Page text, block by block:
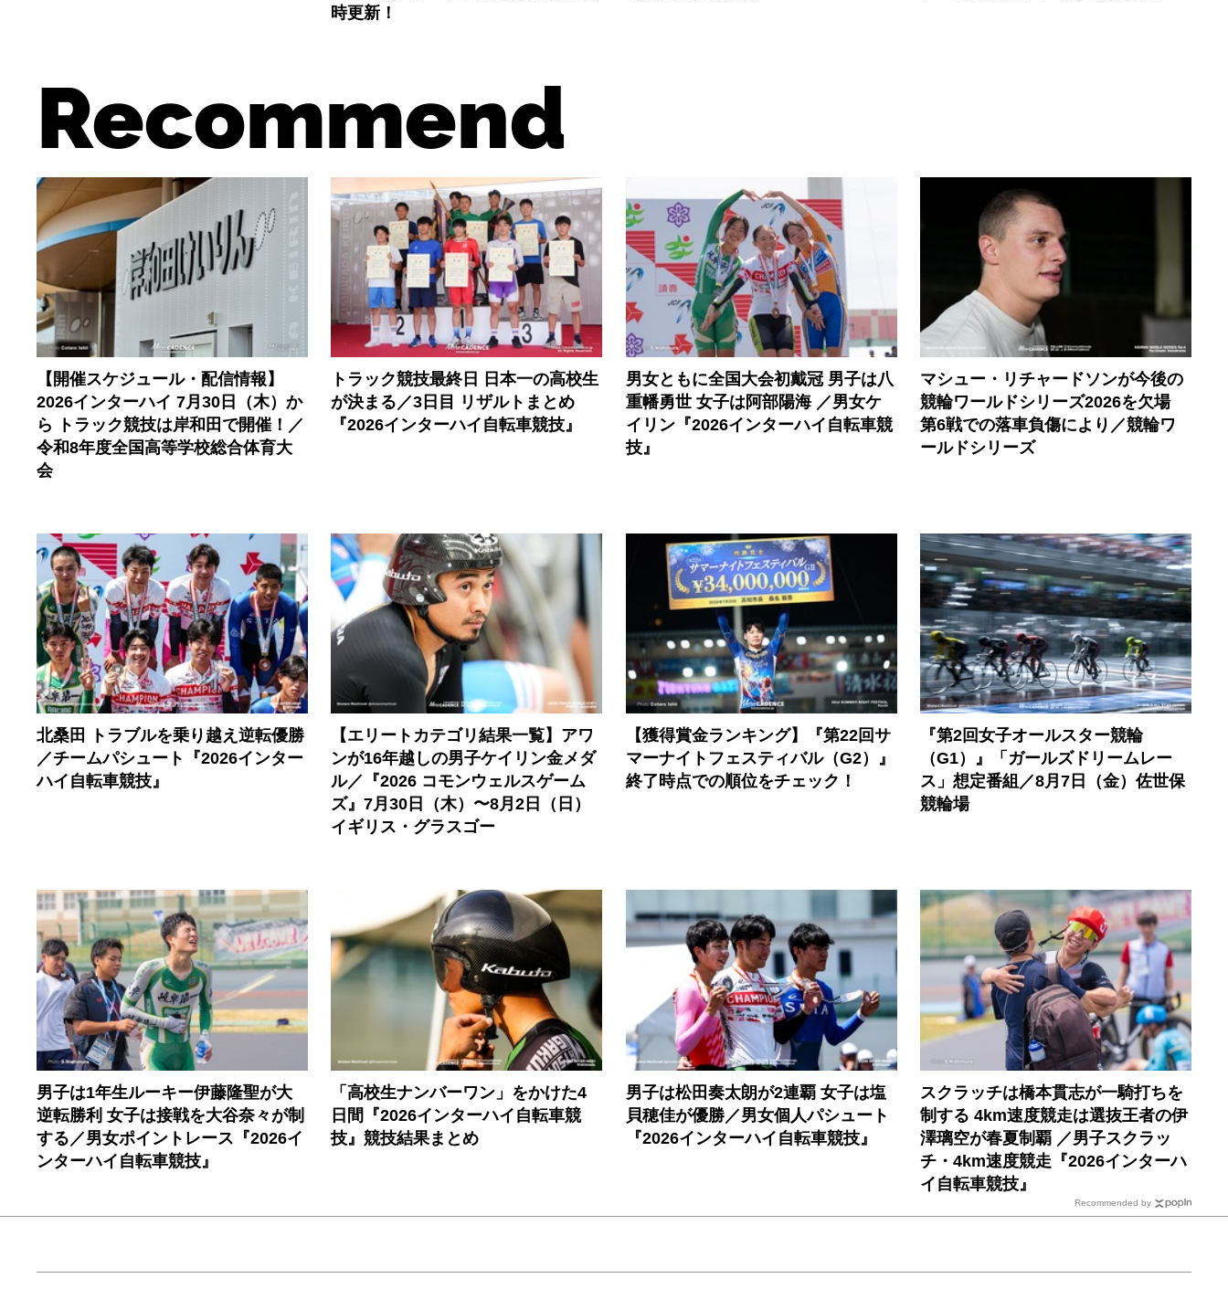
時更新！
Recommend
【開催スケジュール・配信情報】
2026インターハイ 7月30日（木）か
ら トラック競技は岸和田で開催！／
令和8年度全国高等学校総合体育大
会
トラック競技最終日 日本一の高校生
が決まる／3日目 リザルトまとめ
『2026インターハイ自転車競技』
男女ともに全国大会初戴冠 男子は八
重幡勇世 女子は阿部陽海 ／男女ケ
イリン『2026インターハイ自転車競
技』
マシュー・リチャードソンが今後の
競輪ワールドシリーズ2026を欠場
第6戦での落車負傷により／競輪ワ
ールドシリーズ
北桑田 トラブルを乗り越え逆転優勝
／チームパシュート『2026インター
ハイ自転車競技』
【エリートカテゴリ結果一覧】アワ
ンが16年越しの男子ケイリン金メダ
ル／『2026 コモンウェルスゲーム
ズ』7月30日（木）〜8月2日（日）
イギリス・グラスゴー
【獲得賞金ランキング】『第22回サ
マーナイトフェスティバル（G2）』
終了時点での順位をチェック！
『第2回女子オールスター競輪
（G1）』「ガールズドリームレー
ス」想定番組／8月7日（金）佐世保
競輪場
男子は1年生ルーキー伊藤隆聖が大
逆転勝利 女子は接戦を大谷奈々が制
する／男女ポイントレース『2026イ
ンターハイ自転車競技』
「高校生ナンバーワン」をかけた4
日間『2026インターハイ自転車競
技』競技結果まとめ
男子は松田奏太朗が2連覇 女子は塩
貝穂佳が優勝／男女個人パシュート
『2026インターハイ自転車競技』
スクラッチは橋本貫志が一騎打ちを
制する 4km速度競走は選抜王者の伊
澤璃空が春夏制覇 ／男子スクラッ
チ・4km速度競走『2026インターハ
イ自転車競技』
Recommended by